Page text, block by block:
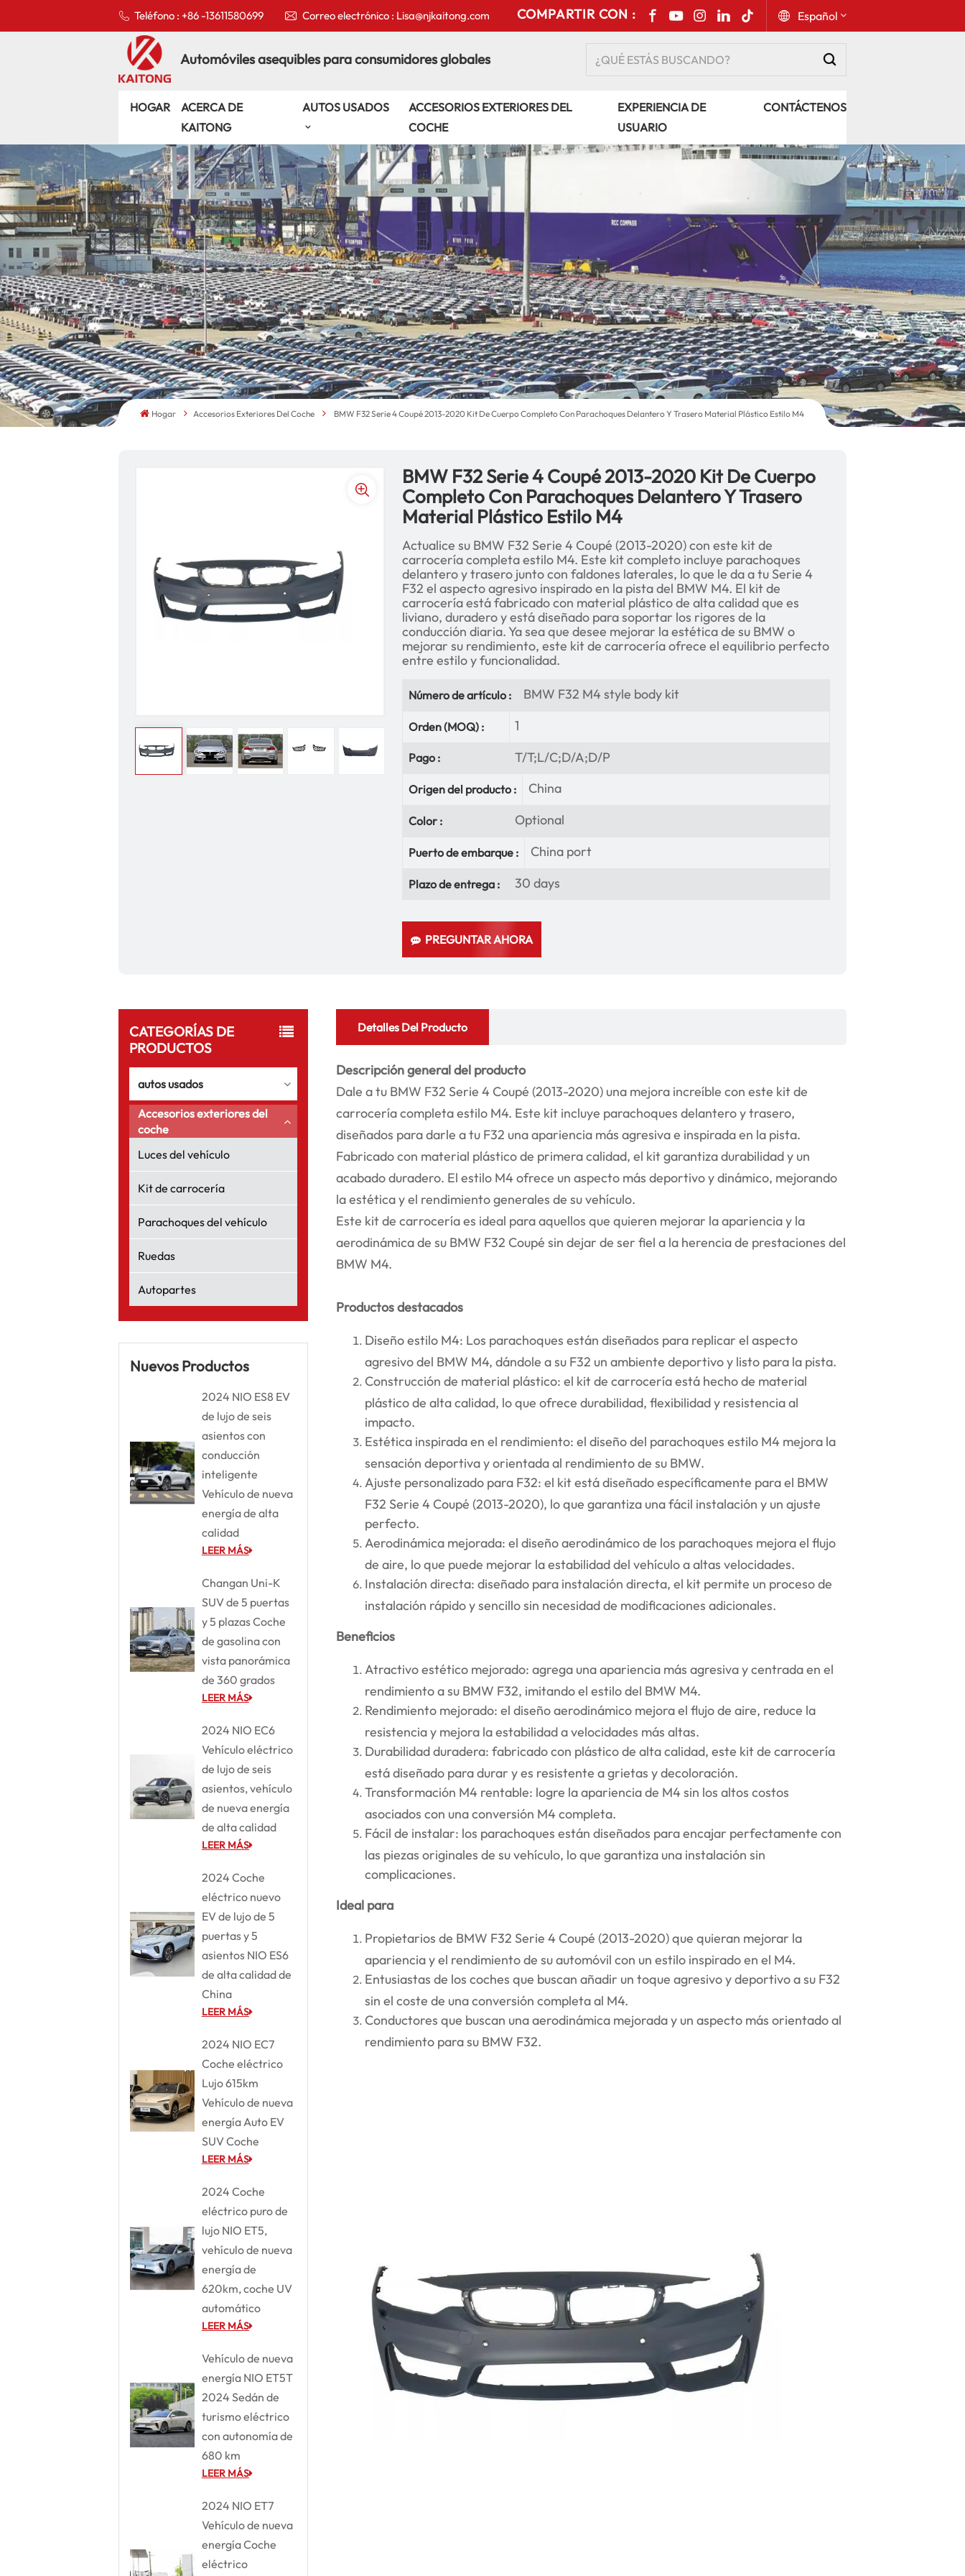
Teléfono : +86 -13611580699 Correo electrónico : Lisa@njkaitong.com COMPARTIR CON : Español
Русский
Español
Português
عربي
kiswahili
Automóviles asequibles para consumidores globales
HOGAR
ACERCA DE
KAITONG
AUTOS USADOS
ACCESORIOS EXTERIORES DEL
COCHE
EXPERIENCIA DE
USUARIO
CONTÁCTENOS
Hogar Accesorios Exteriores Del Coche BMW F32 Serie 4 Coupé 2013-2020 Kit De Cuerpo Completo Con Parachoques Delantero Y Trasero Material Plástico Estilo M4
BMW F32 Serie 4 Coupé 2013-2020 Kit De Cuerpo
Completo Con Parachoques Delantero Y Trasero
Material Plástico Estilo M4
Actualice su BMW F32 Serie 4 Coupé (2013-2020) con este kit de
carrocería completa estilo M4. Este kit completo incluye parachoques
delantero y trasero junto con faldones laterales, lo que le da a tu Serie 4
F32 el aspecto agresivo inspirado en la pista del BMW M4. El kit de
carrocería está fabricado con material plástico de alta calidad que es
liviano, duradero y está diseñado para soportar los rigores de la
conducción diaria. Ya sea que desee mejorar la estética de su BMW o
mejorar su rendimiento, este kit de carrocería ofrece el equilibrio perfecto
entre estilo y funcionalidad.
Número de artículo : BMW F32 M4 style body kit
Orden (MOQ) : 1
Pago : T/T;L/C;D/A;D/P
Origen del producto : China
Color : Optional
Puerto de embarque : China port
Plazo de entrega : 30 days
PREGUNTAR AHORA
CATEGORÍAS DE
PRODUCTOS
autos usados
Accesorios exteriores del
coche
Luces del vehículo
Kit de carrocería
Parachoques del vehículo
Ruedas
Autopartes
Nuevos Productos
2024 NIO ES8 EV
de lujo de seis
asientos con
conducción
inteligente
Vehículo de nueva
energía de alta
calidad
LEER MÁS
Changan Uni-K
SUV de 5 puertas
y 5 plazas Coche
de gasolina con
vista panorámica
de 360 grados
LEER MÁS
2024 NIO EC6
Vehículo eléctrico
de lujo de seis
asientos, vehículo
de nueva energía
de alta calidad
LEER MÁS
2024 Coche
eléctrico nuevo
EV de lujo de 5
puertas y 5
asientos NIO ES6
de alta calidad de
China
LEER MÁS
2024 NIO EC7
Coche eléctrico
Lujo 615km
Vehículo de nueva
energía Auto EV
SUV Coche
LEER MÁS
2024 Coche
eléctrico puro de
lujo NIO ET5,
vehículo de nueva
energía de
620km, coche UV
automático
LEER MÁS
Vehículo de nueva
energía NIO ET5T
2024 Sedán de
turismo eléctrico
con autonomía de
680 km
LEER MÁS
2024 NIO ET7
Vehículo de nueva
energía Coche
eléctrico
Detalles Del Producto
Descripción general del producto
Dale a tu BMW F32 Serie 4 Coupé (2013-2020) una mejora increíble con este kit de
carrocería completa estilo M4. Este kit incluye parachoques delantero y trasero,
diseñados para darle a tu F32 una apariencia más agresiva e inspirada en la pista.
Fabricado con material plástico de primera calidad, el kit garantiza durabilidad y un
acabado duradero. El estilo M4 ofrece un aspecto más deportivo y dinámico, mejorando
la estética y el rendimiento generales de su vehículo.
Este kit de carrocería es ideal para aquellos que quieren mejorar la apariencia y la
aerodinámica de su BMW F32 Coupé sin dejar de ser fiel a la herencia de prestaciones del
BMW M4.
Productos destacados
Diseño estilo M4: Los parachoques están diseñados para replicar el aspecto
agresivo del BMW M4, dándole a su F32 un ambiente deportivo y listo para la pista.
Construcción de material plástico: el kit de carrocería está hecho de material
plástico de alta calidad, lo que ofrece durabilidad, flexibilidad y resistencia al
impacto.
Estética inspirada en el rendimiento: el diseño del parachoques estilo M4 mejora la
sensación deportiva y orientada al rendimiento de su BMW.
Ajuste personalizado para F32: el kit está diseñado específicamente para el BMW
F32 Serie 4 Coupé (2013-2020), lo que garantiza una fácil instalación y un ajuste
perfecto.
Aerodinámica mejorada: el diseño aerodinámico de los parachoques mejora el flujo
de aire, lo que puede mejorar la estabilidad del vehículo a altas velocidades.
Instalación directa: diseñado para instalación directa, el kit permite un proceso de
instalación rápido y sencillo sin necesidad de modificaciones adicionales.
Beneficios
Atractivo estético mejorado: agrega una apariencia más agresiva y centrada en el
rendimiento a su BMW F32, imitando el estilo del BMW M4.
Rendimiento mejorado: el diseño aerodinámico mejora el flujo de aire, reduce la
resistencia y mejora la estabilidad a velocidades más altas.
Durabilidad duradera: fabricado con plástico de alta calidad, este kit de carrocería
está diseñado para durar y es resistente a grietas y decoloración.
Transformación M4 rentable: logre la apariencia de M4 sin los altos costos
asociados con una conversión M4 completa.
Fácil de instalar: los parachoques están diseñados para encajar perfectamente con
las piezas originales de su vehículo, lo que garantiza una instalación sin
complicaciones.
Ideal para
Propietarios de BMW F32 Serie 4 Coupé (2013-2020) que quieran mejorar la
apariencia y el rendimiento de su automóvil con un estilo inspirado en el M4.
Entusiastas de los coches que buscan añadir un toque agresivo y deportivo a su F32
sin el coste de una conversión completa al M4.
Conductores que buscan una aerodinámica mejorada y un aspecto más orientado al
rendimiento para su BMW F32.